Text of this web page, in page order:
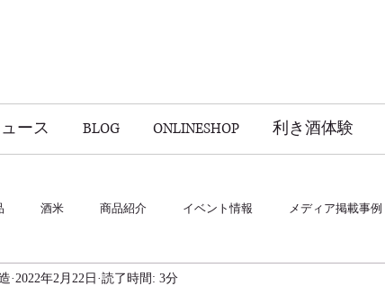
ース BLOG ONLINESHOP 利き酒体験
酒米 商品紹介 イベント情報 メディア掲載事例
2022年2月22日 読了時間: 3分